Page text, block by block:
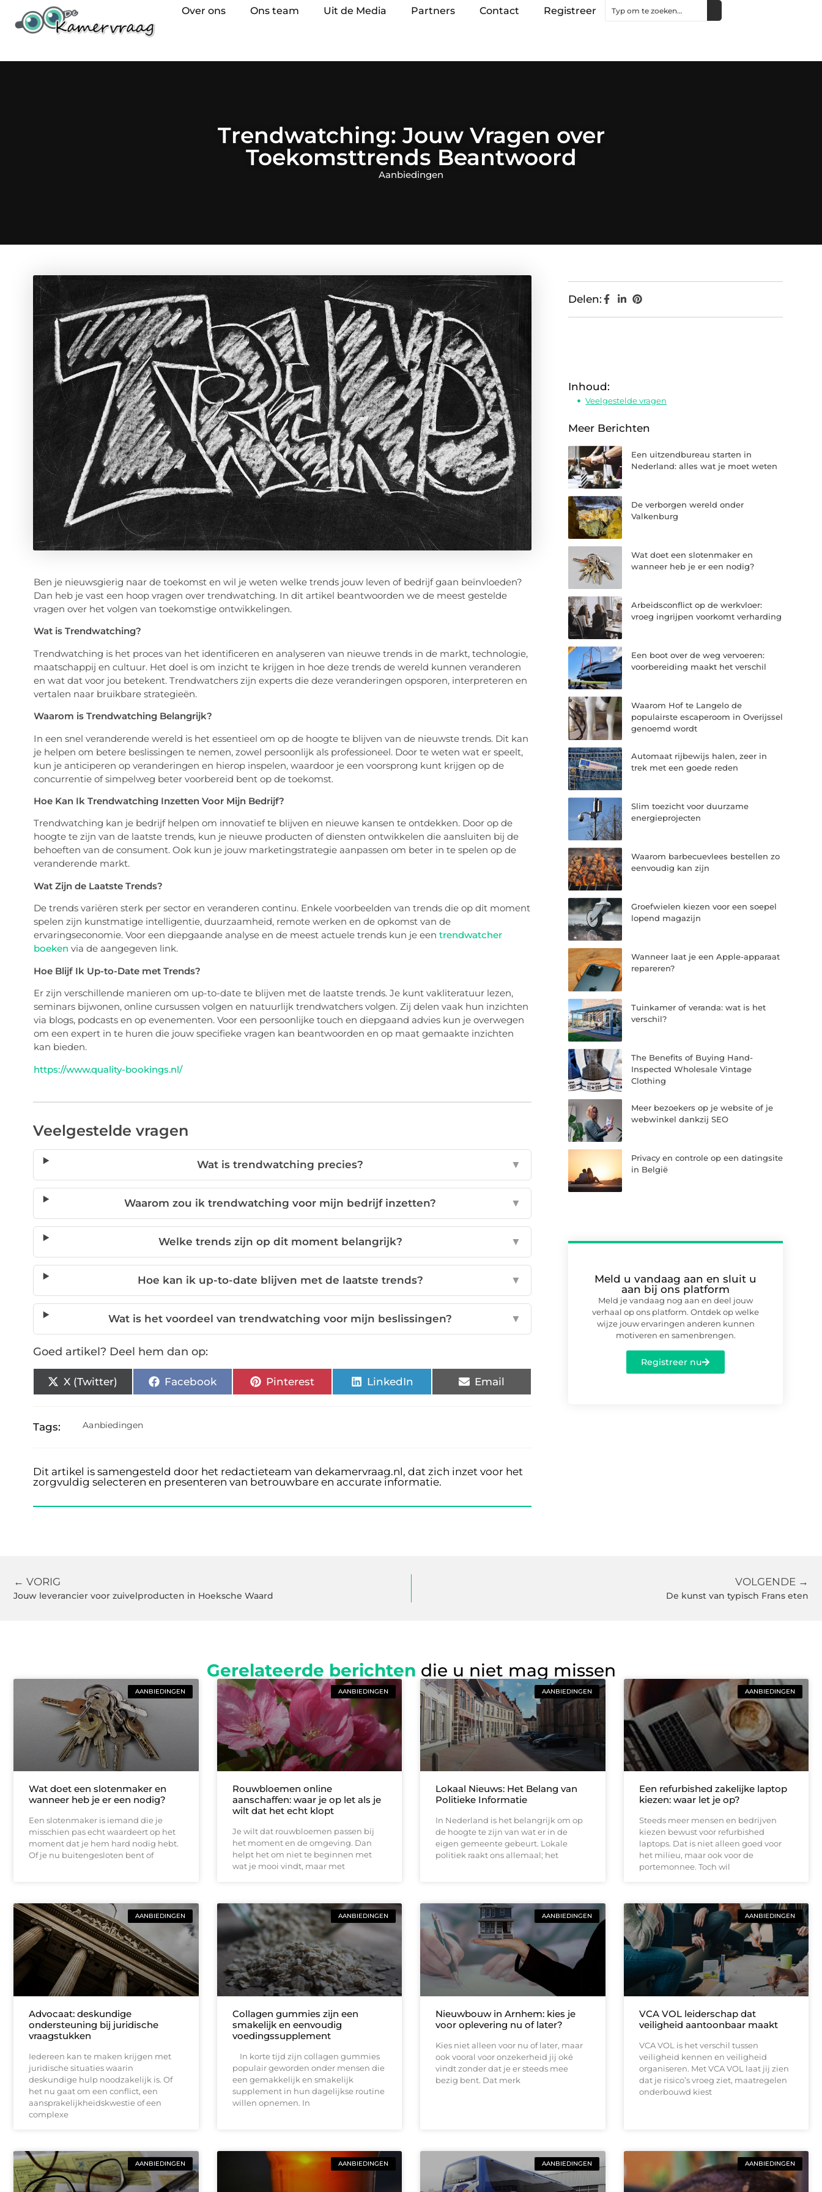
Over ons Ons team Uit de Media Partners Contact Registreer
Trendwatching: Jouw Vragen over
Toekomsttrends Beantwoord
Aanbiedingen
Ben je nieuwsgierig naar de toekomst en wil je weten welke trends jouw leven of bedrijf gaan beïnvloeden?
Dan heb je vast een hoop vragen over trendwatching. In dit artikel beantwoorden we de meest gestelde
vragen over het volgen van toekomstige ontwikkelingen.
Wat is Trendwatching?
Trendwatching is het proces van het identificeren en analyseren van nieuwe trends in de markt, technologie,
maatschappij en cultuur. Het doel is om inzicht te krijgen in hoe deze trends de wereld kunnen veranderen
en wat dat voor jou betekent. Trendwatchers zijn experts die deze veranderingen opsporen, interpreteren en
vertalen naar bruikbare strategieën.
Waarom is Trendwatching Belangrijk?
In een snel veranderende wereld is het essentieel om op de hoogte te blijven van de nieuwste trends. Dit kan
je helpen om betere beslissingen te nemen, zowel persoonlijk als professioneel. Door te weten wat er speelt,
kun je anticiperen op veranderingen en hierop inspelen, waardoor je een voorsprong kunt krijgen op de
concurrentie of simpelweg beter voorbereid bent op de toekomst.
Hoe Kan Ik Trendwatching Inzetten Voor Mijn Bedrijf?
Trendwatching kan je bedrijf helpen om innovatief te blijven en nieuwe kansen te ontdekken. Door op de
hoogte te zijn van de laatste trends, kun je nieuwe producten of diensten ontwikkelen die aansluiten bij de
behoeften van de consument. Ook kun je jouw marketingstrategie aanpassen om beter in te spelen op de
veranderende markt.
Wat Zijn de Laatste Trends?
De trends variëren sterk per sector en veranderen continu. Enkele voorbeelden van trends die op dit moment
spelen zijn kunstmatige intelligentie, duurzaamheid, remote werken en de opkomst van de
ervaringseconomie. Voor een diepgaande analyse en de meest actuele trends kun je een trendwatcher
boeken via de aangegeven link.
Hoe Blijf Ik Up-to-Date met Trends?
Er zijn verschillende manieren om up-to-date te blijven met de laatste trends. Je kunt vakliteratuur lezen,
seminars bijwonen, online cursussen volgen en natuurlijk trendwatchers volgen. Zij delen vaak hun inzichten
via blogs, podcasts en op evenementen. Voor een persoonlijke touch en diepgaand advies kun je overwegen
om een expert in te huren die jouw specifieke vragen kan beantwoorden en op maat gemaakte inzichten
kan bieden.
https://www.quality-bookings.nl/
Veelgestelde vragen
Wat is trendwatching precies? ▼
Waarom zou ik trendwatching voor mijn bedrijf inzetten? ▼
Welke trends zijn op dit moment belangrijk? ▼
Hoe kan ik up-to-date blijven met de laatste trends? ▼
Wat is het voordeel van trendwatching voor mijn beslissingen? ▼
Goed artikel? Deel hem dan op:
X (Twitter) Facebook Pinterest LinkedIn Email
Tags: Aanbiedingen
Dit artikel is samengesteld door het redactieteam van dekamervraag.nl, dat zich inzet voor het
zorgvuldig selecteren en presenteren van betrouwbare en accurate informatie.
Delen:
Inhoud:
Veelgestelde vragen
Meer Berichten
Een uitzendbureau starten in
Nederland: alles wat je moet weten
De verborgen wereld onder
Valkenburg
Wat doet een slotenmaker en
wanneer heb je er een nodig?
Arbeidsconflict op de werkvloer:
vroeg ingrijpen voorkomt verharding
Een boot over de weg vervoeren:
voorbereiding maakt het verschil
Waarom Hof te Langelo de
populairste escaperoom in Overijssel
genoemd wordt
Automaat rijbewijs halen, zeer in
trek met een goede reden
Slim toezicht voor duurzame
energieprojecten
Waarom barbecuevlees bestellen zo
eenvoudig kan zijn
Groefwielen kiezen voor een soepel
lopend magazijn
Wanneer laat je een Apple-apparaat
repareren?
Tuinkamer of veranda: wat is het
verschil?
The Benefits of Buying Hand-
Inspected Wholesale Vintage
Clothing
Meer bezoekers op je website of je
webwinkel dankzij SEO
Privacy en controle op een datingsite
in België
Meld u vandaag aan en sluit u
aan bij ons platform
Meld je vandaag nog aan en deel jouw
verhaal op ons platform. Ontdek op welke
wijze jouw ervaringen anderen kunnen
motiveren en samenbrengen.
Registreer nu
← VORIG
Jouw leverancier voor zuivelproducten in Hoeksche Waard
VOLGENDE →
De kunst van typisch Frans eten
Gerelateerde berichten die u niet mag missen
AANBIEDINGEN
Wat doet een slotenmaker en
wanneer heb je er een nodig?
Een slotenmaker is iemand die je
misschien pas echt waardeert op het
moment dat je hem hard nodig hebt.
Of je nu buitengesloten bent of
AANBIEDINGEN
Rouwbloemen online
aanschaffen: waar je op let als je
wilt dat het echt klopt
Je wilt dat rouwbloemen passen bij
het moment en de omgeving. Dan
helpt het om niet te beginnen met
wat je mooi vindt, maar met
AANBIEDINGEN
Lokaal Nieuws: Het Belang van
Politieke Informatie
In Nederland is het belangrijk om op
de hoogte te zijn van wat er in de
eigen gemeente gebeurt. Lokale
politiek raakt ons allemaal; het
AANBIEDINGEN
Een refurbished zakelijke laptop
kiezen: waar let je op?
Steeds meer mensen en bedrijven
kiezen bewust voor refurbished
laptops. Dat is niet alleen goed voor
het milieu, maar ook voor de
portemonnee. Toch wil
AANBIEDINGEN
Advocaat: deskundige
ondersteuning bij juridische
vraagstukken
Iedereen kan te maken krijgen met
juridische situaties waarin
deskundige hulp noodzakelijk is. Of
het nu gaat om een conflict, een
aansprakelijkheidskwestie of een
complexe
AANBIEDINGEN
Collagen gummies zijn een
smakelijk en eenvoudig
voedingssupplement
In korte tijd zijn collagen gummies
populair geworden onder mensen die
een gemakkelijk en smakelijk
supplement in hun dagelijkse routine
willen opnemen. In
AANBIEDINGEN
Nieuwbouw in Arnhem: kies je
voor oplevering nu of later?
Kies niet alleen voor nu of later, maar
ook vooral voor onzekerheid jij oké
vindt zonder dat je er steeds mee
bezig bent. Dat merk
AANBIEDINGEN
VCA VOL leiderschap dat
veiligheid aantoonbaar maakt
VCA VOL is het verschil tussen
veiligheid kennen en veiligheid
organiseren. Met VCA VOL laat jij zien
dat je risico’s vroeg ziet, maatregelen
onderbouwd kiest
AANBIEDINGEN AANBIEDINGEN AANBIEDINGEN AANBIEDINGEN